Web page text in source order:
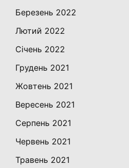
Березень 2022
Лютий 2022
Січень 2022
Грудень 2021
Жовтень 2021
Вересень 2021
Серпень 2021
Червень 2021
Травень 2021